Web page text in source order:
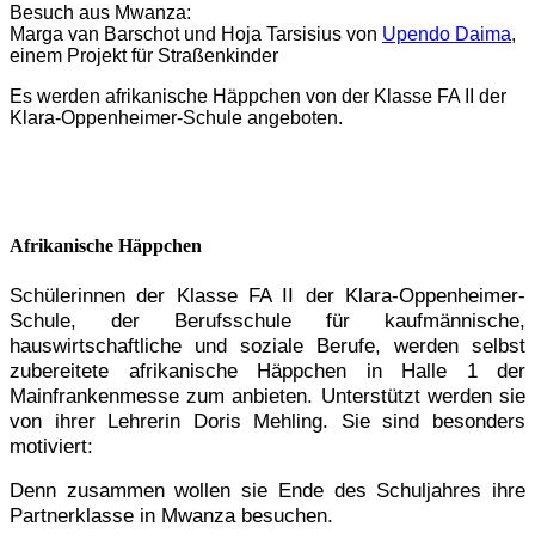
Besuch aus Mwanza:
Marga van Barschot und Hoja Tarsisius von Upendo Daima,
einem Projekt für Straßenkinder
Es werden afrikanische Häppchen von der Klasse FA II der
Klara-Oppenheimer-Schule angeboten.
Afrikanische Häppchen
Schülerinnen der Klasse FA II der Klara-Oppenheimer-
Schule, der Berufsschule für kaufmännische,
hauswirtschaftliche und soziale Berufe, werden selbst
zubereitete afrikanische Häppchen in Halle 1 der
Mainfrankenmesse zum anbieten. Unterstützt werden sie
von ihrer Lehrerin Doris Mehling. Sie sind besonders
motiviert:
Denn zusammen wollen sie Ende des Schuljahres ihre
Partnerklasse in Mwanza besuchen.